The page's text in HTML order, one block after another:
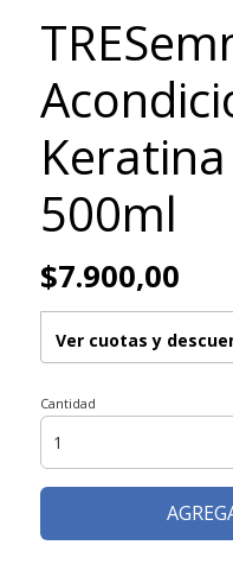
500ml
$7.900,00
Ver cuotas y
Cantidad